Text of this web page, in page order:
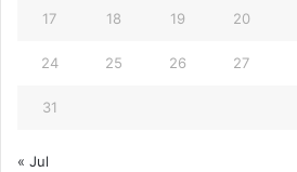
17 18 19 20
24 25 26 27
31
« Jul